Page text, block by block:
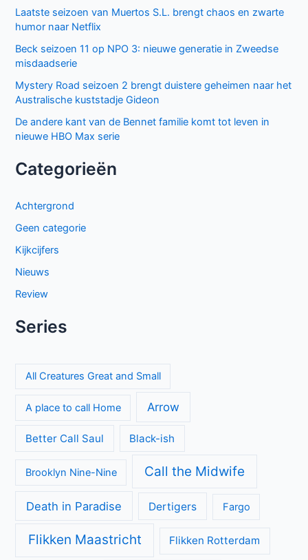
Laatste seizoen van Muertos S.L. brengt chaos en zwarte
humor naar Netflix
Beck seizoen 11 op NPO 3: nieuwe generatie in Zweedse
misdaadserie
Mystery Road seizoen 2 brengt duistere geheimen naar het
Australische kuststadje Gideon
De andere kant van de Bennet familie komt tot leven in
nieuwe HBO Max serie
Categorieën
Achtergrond
Geen categorie
Kijkcijfers
Nieuws
Review
Series
All Creatures Great and Small
A place to call Home Arrow
Better Call Saul Black-ish
Brooklyn Nine-Nine Call the Midwife
Death in Paradise Dertigers Fargo
Flikken Maastricht Flikken Rotterdam